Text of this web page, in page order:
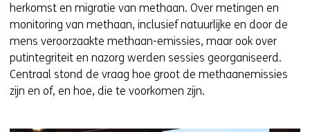
herkomst en migratie van methaan. Over metingen en
monitoring van methaan, inclusief natuurlijke en door de
mens veroorzaakte methaan-emissies, maar ook over
putintegriteit en nazorg werden sessies georganiseerd.
Centraal stond de vraag hoe groot de methaanemissies
zijn en of, en hoe, die te voorkomen zijn.